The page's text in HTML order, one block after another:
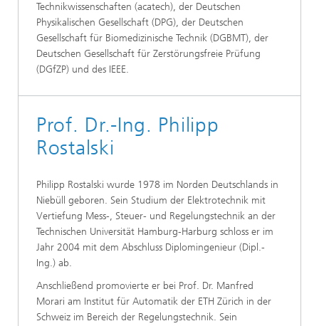
Technikwissenschaften (acatech), der Deutschen
Physikalischen Gesellschaft (DPG), der Deutschen
Gesellschaft für Biomedizinische Technik (DGBMT), der
Deutschen Gesellschaft für Zerstörungsfreie Prüfung
(DGfZP) und des IEEE.
Prof. Dr.-Ing. Philipp
Rostalski
Philipp Rostalski wurde 1978 im Norden Deutschlands in
Niebüll geboren. Sein Studium der Elektrotechnik mit
Vertiefung Mess-, Steuer- und Regelungstechnik an der
Technischen Universität Hamburg-Harburg schloss er im
Jahr 2004 mit dem Abschluss Diplomingenieur (Dipl.-
Ing.) ab.
Anschließend promovierte er bei Prof. Dr. Manfred
Morari am Institut für Automatik der ETH Zürich in der
Schweiz im Bereich der Regelungstechnik. Sein